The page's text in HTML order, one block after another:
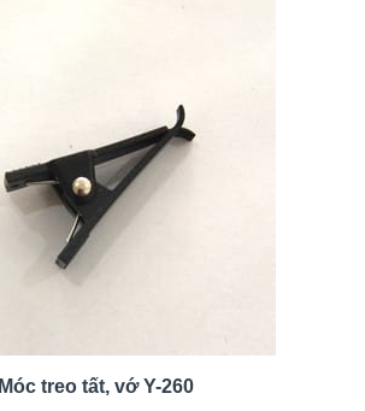
Móc treo tất, vớ Y-260